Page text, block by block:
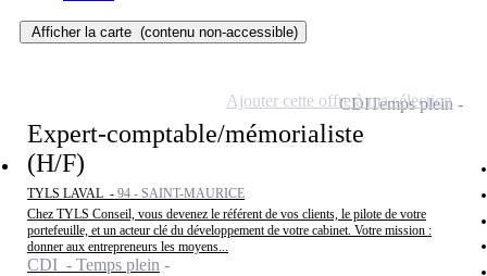
Afficher la carte (contenu non-accessible)
Expert-comptable/mémorialiste
(H/F)
TYLS LAVAL - 94 - SAINT-MAURICE
Chez TYLS Conseil, vous devenez le référent de vos clients, le pilote de votre
portefeuille, et un acteur clé du développement de votre cabinet. Votre mission :
donner aux entrepreneurs les moyens...
CDI - Temps plein
CDITemps plein
Ajouter cette offre à ma sélection